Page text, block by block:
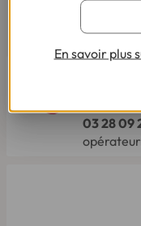
Par
03 28 09
En savoir plus